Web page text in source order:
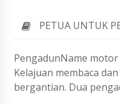
PETUA UNTUK
PengadunName
Kelajuan membaca
bergantian. Dua